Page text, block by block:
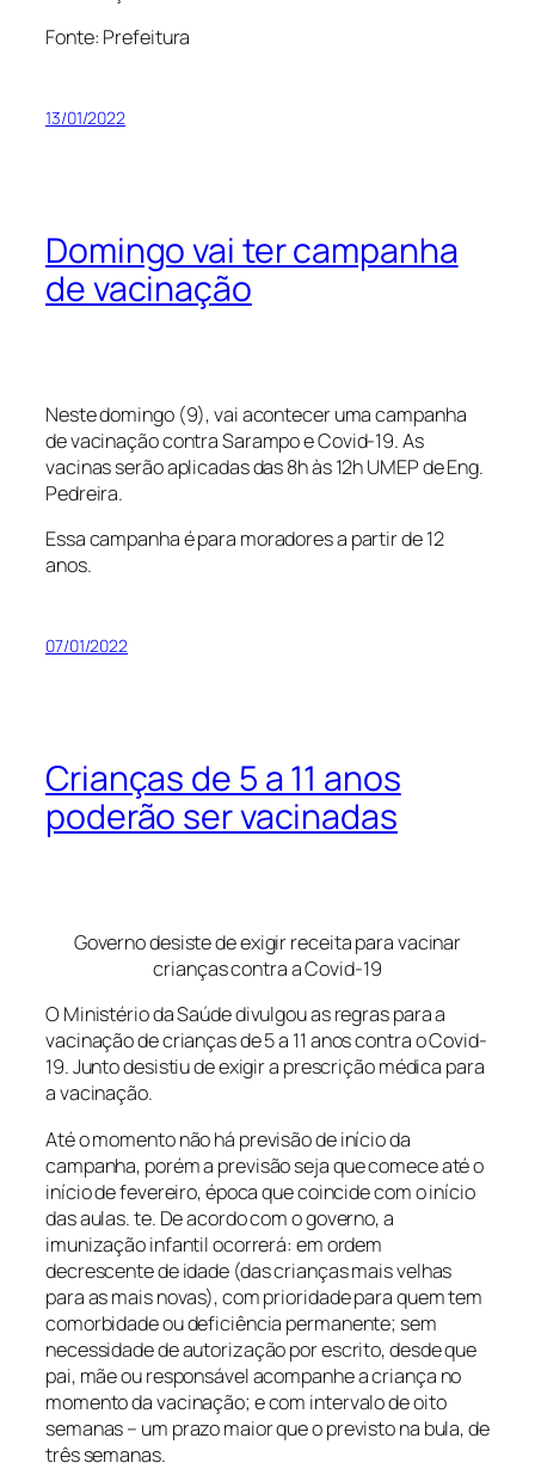
Fonte: Prefeitura
13/01/2022
Domingo vai ter campanha
de vacinação
Neste domingo (9), vai acontecer uma campanha
de vacinação contra Sarampo e Covid-19. As
vacinas serão aplicadas das 8h às 12h UMEP de Eng.
Pedreira.
Essa campanha é para moradores a partir de 12
anos.
07/01/2022
Crianças de 5 a 11 anos
poderão ser vacinadas
Governo desiste de exigir receita para vacinar
crianças contra a Covid-19
O Ministério da Saúde divulgou as regras para a
vacinação de crianças de 5 a 11 anos contra o Covid-
19. Junto desistiu de exigir a prescrição médica para
a vacinação.
Até o momento não há previsão de início da
campanha, porém a previsão seja que comece até o
início de fevereiro, época que coincide com o início
das aulas. te. De acordo com o governo, a
imunização infantil ocorrerá: em ordem
decrescente de idade (das crianças mais velhas
para as mais novas), com prioridade para quem tem
comorbidade ou deficiência permanente; sem
necessidade de autorização por escrito, desde que
pai, mãe ou responsável acompanhe a criança no
momento da vacinação; e com intervalo de oito
semanas – um prazo maior que o previsto na bula, de
três semanas.